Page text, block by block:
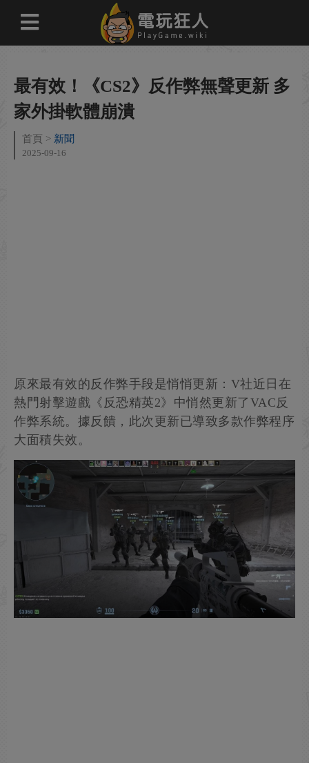
最有效！《CS2》反作弊無聲更新 多
家外掛軟體崩潰
首頁 新聞
2025-09-16
原來最有效的反作弊手段是悄悄更新：V社近日在
熱門射擊遊戲《反恐精英2》中悄然更新了VAC反
作弊系統。據反饋，此次更新已導致多款作弊程序
大面積失效。